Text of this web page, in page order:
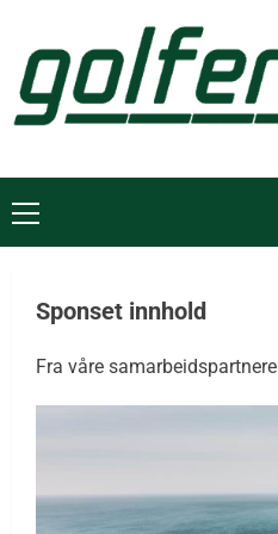
Sponset innhold
Fra våre samarbeidspartnere